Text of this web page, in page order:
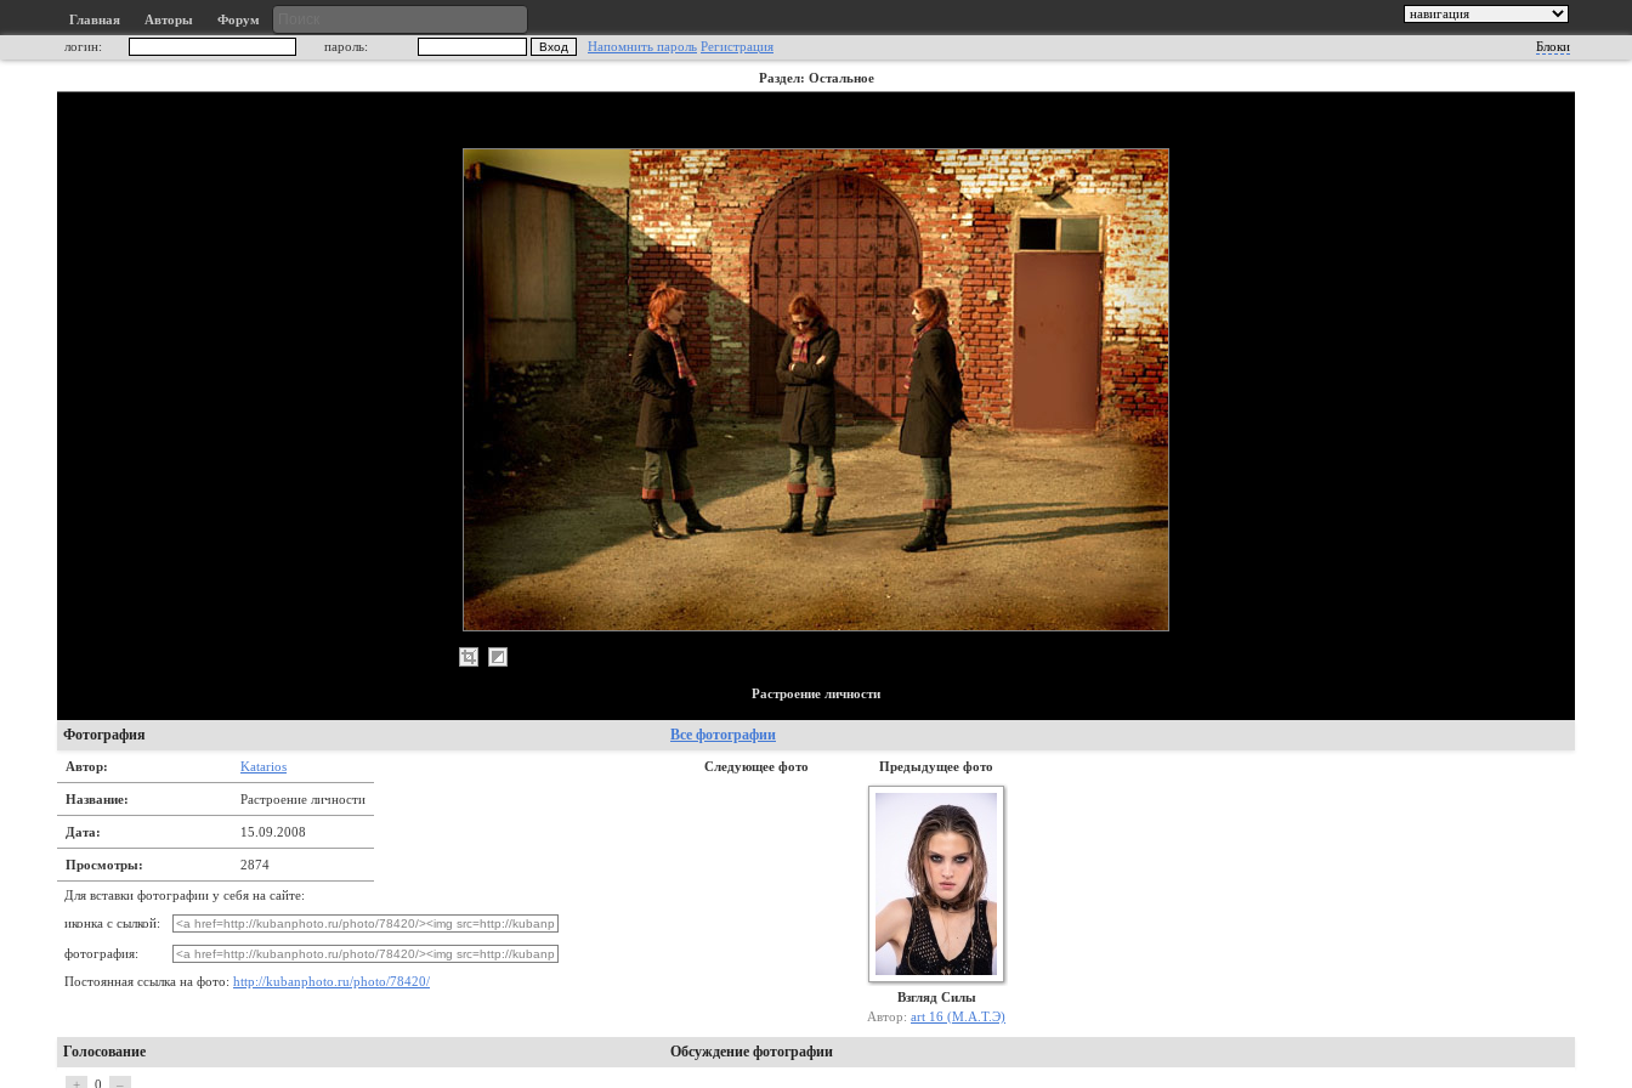
Главная Авторы
Форум
логин:
пароль: Напомнить пароль Регистрация Блоки
Раздел: Остальное
Растроение личности
Фотография Все фотографии
Автор: Katarios
Название: Растроение личности
Дата: 15.09.2008
Просмотры: 2874
Для вставки фотографии у себя на сайте:
иконка с сылкой:
фотография:
Постоянная ссылка на фото: http://kubanphoto.ru/photo/78420/
Следующее фото Предыдущее фото
Взгляд Силы
Автор: art 16 (М.А.Т.Э)
Голосование Обсуждение фотографии
+ 0 –